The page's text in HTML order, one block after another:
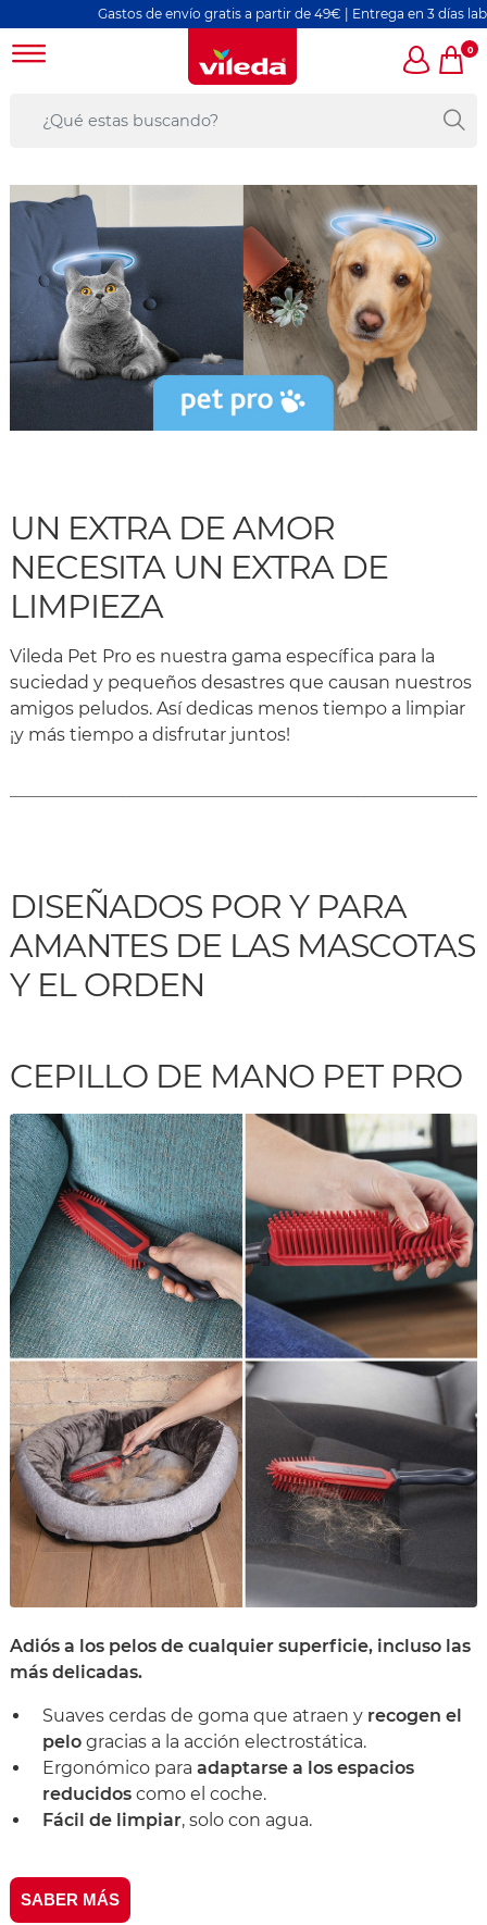
Gastos de envío gratis a partir de 49€ | Entrega en 3 días laborables
0
UN EXTRA DE AMOR
NECESITA UN EXTRA DE
LIMPIEZA
Vileda Pet Pro es nuestra gama específica para la
suciedad y pequeños desastres que causan nuestros
amigos peludos. Así dedicas menos tiempo a limpiar
¡y más tiempo a disfrutar juntos!
DISEÑADOS POR Y PARA
AMANTES DE LAS MASCOTAS
Y EL ORDEN
CEPILLO DE MANO PET PRO
Adiós a los pelos de cualquier superficie, incluso las
más delicadas.
Suaves cerdas de goma que atraen y recogen el
pelo gracias a la acción electrostática.
Ergonómico para adaptarse a los espacios
reducidos como el coche.
Fácil de limpiar, solo con agua.
SABER MÁS